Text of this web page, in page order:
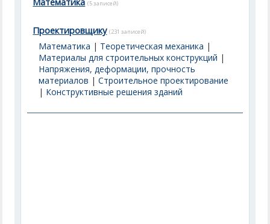
(5 записей)
Проектировщику (231 записей)
Математика | Теоретическая механика |
Материалы для строительных конструкций |
Напряжения, деформации, прочность
материалов |Строительное проектирование
| Конструктивные решения зданий